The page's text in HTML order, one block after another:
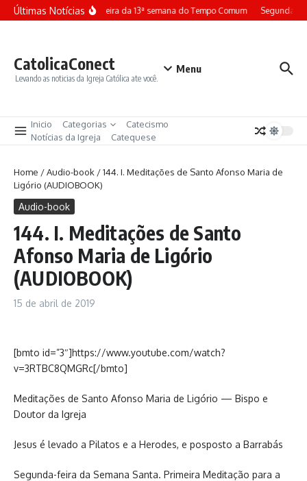
Ir para o conteúdo
Últimas NotíciasTerça-feira da 13ª semana do Tempo Comum Segunda-
CatolicaConect
Levando as noticias da Igreja Católica ate você.
Menu
Inicio Categorias
Catecismo
Notícias da Igreja
Catequese
Home /Audio-book /144. I. Meditações de Santo Afonso Maria de
Ligório (AUDIOBOOK)
Audio-book
144. I. Meditações de Santo
Afonso Maria de Ligório
(AUDIOBOOK)
15 de abril de 2019
[bmto id=”3″]https://www.youtube.com/watch?
v=3RTBC8QMGRc[/bmto]
Meditações de Santo Afonso Maria de Ligório — Bispo e
Doutor da Igreja
Jesus é levado a Pilatos e a Herodes, e posposto a Barrabás
Segunda-feira da Semana Santa. Primeira Meditação para a